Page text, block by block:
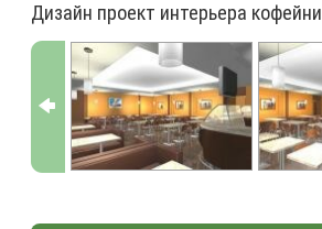
Дизайн проект интерьера кофейни